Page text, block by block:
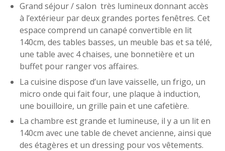
Grand séjour / salon très lumineux donnant accès
à l’extérieur par deux grandes portes fenêtres. Cet
espace comprend un canapé convertible en lit
140cm, des tables basses, un meuble bas et sa télé,
une table avec 4 chaises, une bonnetière et un
buffet pour ranger vos affaires.
La cuisine dispose d’un lave vaisselle, un frigo, un
micro onde qui fait four, une plaque à induction,
une bouilloire, un grille pain et une cafetière.
La chambre est grande et lumineuse, il y a un lit en
140cm avec une table de chevet ancienne, ainsi que
des étagères et un dressing pour vos vêtements.